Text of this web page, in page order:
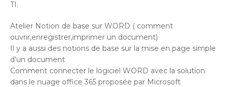
TI.
Atelier Notion de base sur WORD ( comment
ouvrir,enregistrer,imprimer un document)
Il y a aussi des notions de base sur la mise en page simple
d’un document
Comment connecter le logiciel WORD avec la solution
dans le nuage office 365 proposée par Microsoft